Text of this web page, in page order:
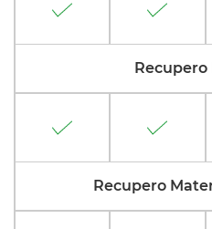
Recupero